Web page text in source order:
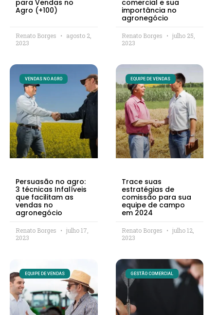
para Vendas no
Agro (+100)
Renato Borges
agosto 2,
2023
comercial e sua
importância no
agronegócio
Renato Borges
julho 25,
2023
VENDAS NO AGRO
Persuasão no agro:
3 técnicas Infalíveis
que facilitam as
vendas no
agronegócio
Renato Borges
julho 17,
2023
EQUIPE DE VENDAS
Trace suas
estratégias de
comissão para sua
equipe de campo
em 2024
Renato Borges
julho 12,
2023
EQUIPE DE VENDAS GESTÃO COMERCIAL